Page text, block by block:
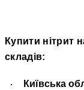
Купити нітрит
складів:
· Київська